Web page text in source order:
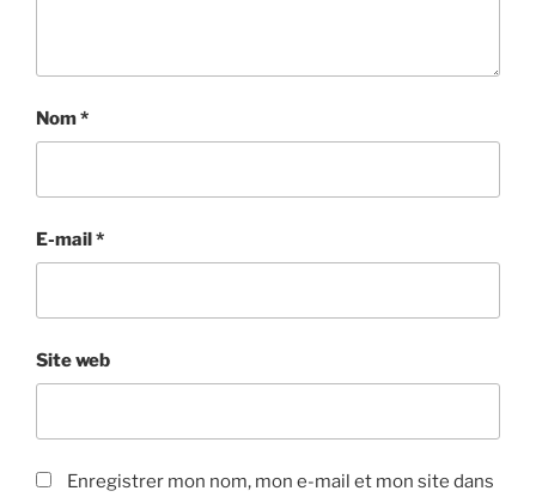
Nom*
E-mail*
Site web
Enregistrer mon nom, mon e-mail et mon site dans